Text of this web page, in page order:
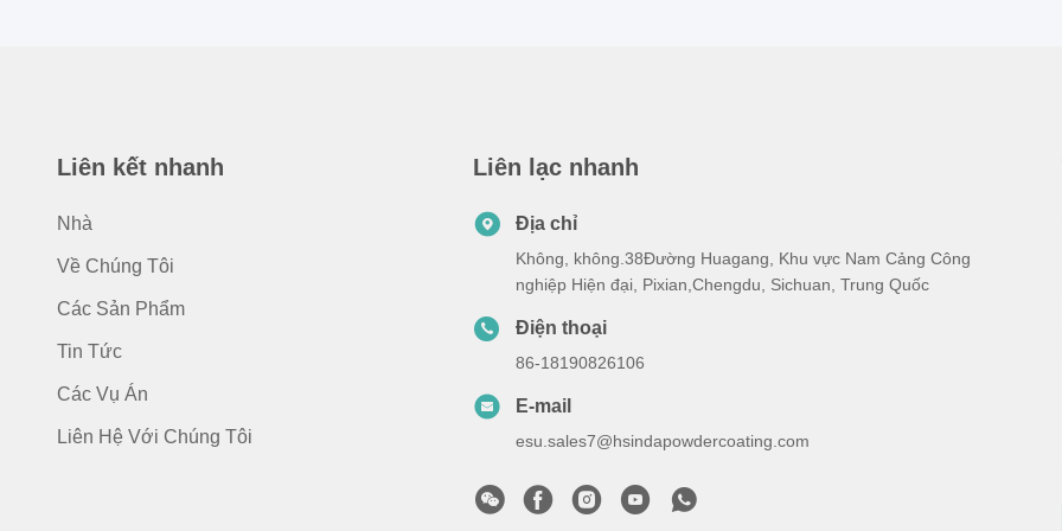
Liên kết nhanh
Nhà
Về Chúng Tôi
Các Sản Phẩm
Tin Tức
Các Vụ Án
Liên Hệ Với Chúng Tôi
Liên lạc nhanh
Địa chỉ
Không, không.38Đường Huagang, Khu vực Nam Cảng Công
nghiệp Hiện đại, Pixian,Chengdu, Sichuan, Trung Quốc
Điện thoại
86-18190826106
E-mail
esu.sales7@hsindapowdercoating.com